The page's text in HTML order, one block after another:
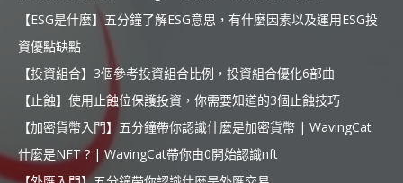
【ESG是什麼】五分鐘了解ESG意思，有什麼因素以及運用ESG投
資優點缺點
【投資組合】3個參考投資組合比例，投資組合優化6部曲
【止蝕】使用止蝕位保護投資，你需要知道的3個止蝕技巧
【加密貨幣入門】五分鐘帶你認識什麼是加密貨幣 | WavingCat
什麼是NFT ? | WavingCat帶你由0開始認識nft